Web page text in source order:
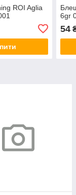
ROI Aglia
6gr
54